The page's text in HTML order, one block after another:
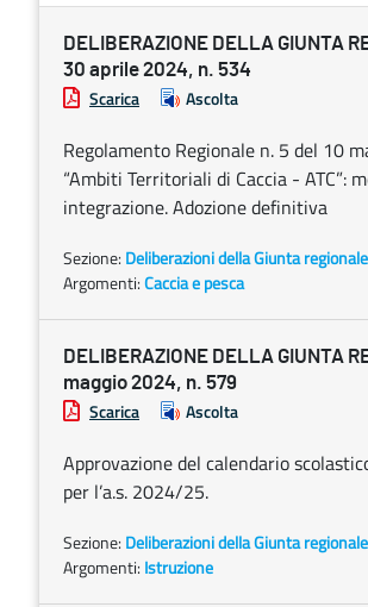
DELIBERAZIONE DELLA GIUNTA
30 aprile 2024, n. 534
Scarica Ascolta
Regolamento Regionale n. 5 del 10
“Ambiti Territoriali di Caccia - ATC”:
integrazione. Adozione definitiva
Sezione: Deliberazioni della Giunta regionale
Argomenti:Caccia e pesca
DELIBERAZIONE DELLA GIUNTA
maggio 2024, n. 579
Scarica Ascolta
Approvazione del calendario
per l’a.s. 2024/25.
Sezione: Deliberazioni della Giunta regionale
Argomenti: Istruzione